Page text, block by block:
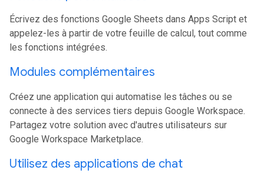
Écrivez des fonctions Google Sheets dans Apps Script et
appelez-les à partir de votre feuille de calcul, tout comme
les fonctions intégrées.
Modules complémentaires
Créez une application qui automatise les tâches ou se
connecte à des services tiers depuis Google Workspace.
Partagez votre solution avec d'autres utilisateurs sur
Google Workspace Marketplace.
Utilisez des applications de chat